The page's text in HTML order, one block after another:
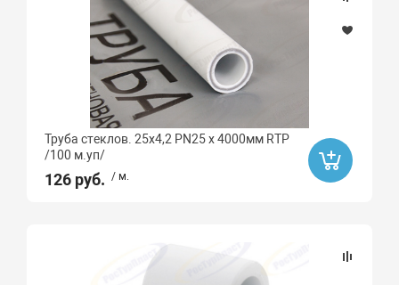
Назначение (смесители)
Материал
Алюминий
Латунь
Сталь
Труба стеклов. 25х4,2 PN25 х 4000мм RTP
/100 м.уп/
126 руб. / м.